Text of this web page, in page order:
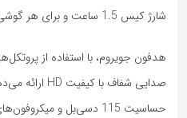
شارژ کیس 1.5 ساعت و برای هر گوشی نیز 1 ساعت است.